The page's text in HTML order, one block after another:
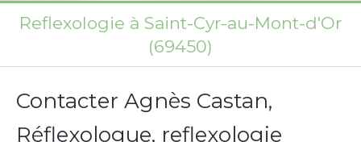
Reflexologie à Saint-Cyr-au-Mont-d'Or
(69450)
Contacter Agnès Castan,
Réflexologue, reflexologie